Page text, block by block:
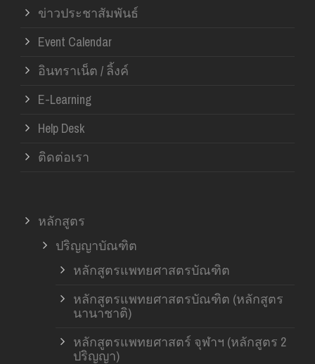
ข่าวประชาสัมพันธ์
Event Calendar
อินทราเน็ต / ลิ้งค์
E-Learning
Help Desk
ติดต่อเรา
หลักสูตร
ปริญญาบัณฑิต
หลักสูตรแพทยศาสตรบัณฑิต
หลักสูตรแพทยศาสตรบัณฑิต (หลักสูตร
นานาชาติ)
หลักสูตรแพทยศาสตร์ จุฬาฯ (หลักสูตร 2
ปริญญา)